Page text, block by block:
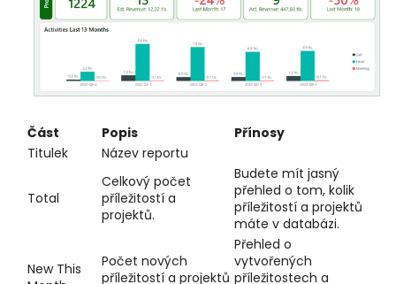
Část Popis
Přínosy
Titulek
Název reportu
Total
Celkový počet
příležitostí a
projektů.
Budete mít jasný
přehled o tom, kolik
příležitostí a projektů
máte v databázi.
New This
Počet nových
příležitostí a projektů
Přehled o
vytvořených
příležitostech a